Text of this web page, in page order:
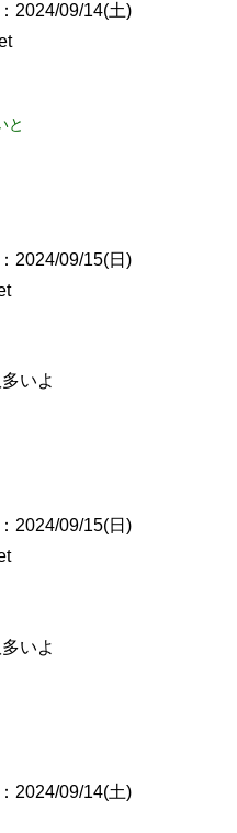
：2024/09/14(土)
と
：2024/09/15(日)
いよ
：2024/09/15(日)
いよ
：2024/09/14(土)